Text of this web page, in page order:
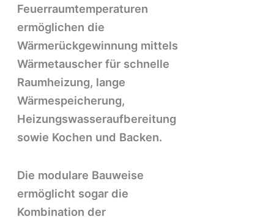
Feuerraumtemperaturen
ermöglichen die
Wärmerückgewinnung mittels
Wärmetauscher für schnelle
Raumheizung, lange
Wärmespeicherung,
Heizungswasseraufbereitung
sowie Kochen und Backen.
Die modulare Bauweise
ermöglicht sogar die
Kombination der